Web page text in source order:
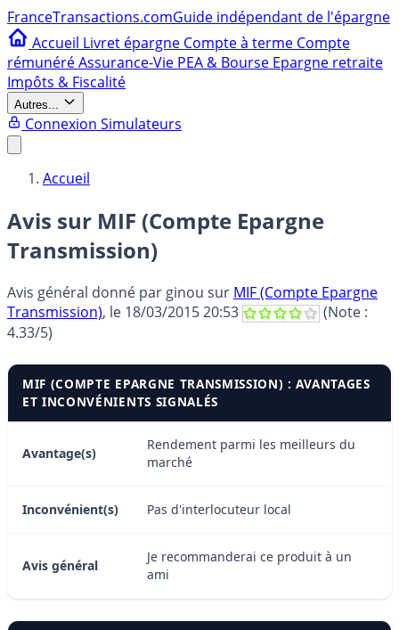
FranceTransactions.comGuide indépendant de l'épargne
Accueil Livret épargne Compte à terme Compte
rémunéréAssurance-Vie PEA & Bourse Epargne retraite
Impôts & Fiscalité
Autres...
Connexion Simulateurs
Accueil
Avis sur MIF (Compte Epargne
Transmission)
Avis général donné par ginou sur MIF (Compte Epargne
Transmission), le 18/03/2015 20:53
(Note :
4.33/5)
MIF (COMPTE EPARGNE TRANSMISSION) : AVANTAGES
ET INCONVÉNIENTS SIGNALÉS
Avantage(s)
Rendement parmi les meilleurs du
marché
Inconvénient(s) Pas d'interlocuteur local
Avis général
Je recommanderai ce produit à un
ami